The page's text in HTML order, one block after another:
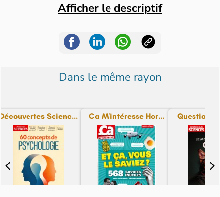
Afficher le descriptif
Dans le même rayon
Découvertes Scienc... Ca M'intéresse Hor... Questions